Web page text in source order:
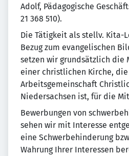
Adolf, Pädagogische
21 368 510).
Die Tätigkeit als stellv. Kita-
Bezug zum evangelischen
setzen wir grundsätzlich die
einer christlichen Kirche,
Arbeitsgemeinschaft
Niedersachsen ist, für die
Bewerbungen von
sehen wir mit Interesse
eine Schwerbehinderung
Wahrung Ihrer Interessen